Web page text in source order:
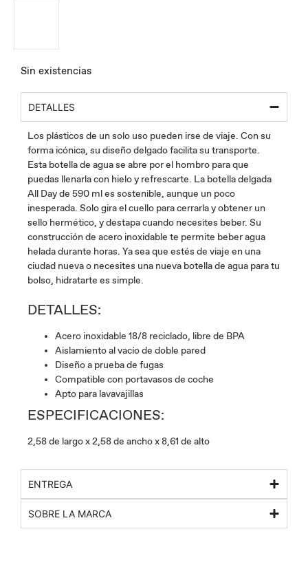
Sin existencias
DETALLES
Los plásticos de un solo uso pueden irse de viaje. Con su
forma icónica, su diseño delgado facilita su transporte.
Esta botella de agua se abre por el hombro para que
puedas llenarla con hielo y refrescarte. La botella delgada
All Day de 590 ml es sostenible, aunque un poco
inesperada. Solo gira el cuello para cerrarla y obtener un
sello hermético, y destapa cuando necesites beber. Su
construcción de acero inoxidable te permite beber agua
helada durante horas. Ya sea que estés de viaje en una
ciudad nueva o necesites una nueva botella de agua para tu
bolso, hidratarte es simple.
DETALLES:
Acero inoxidable 18/8 reciclado, libre de BPA
Aislamiento al vacío de doble pared
Diseño a prueba de fugas
Compatible con portavasos de coche
Apto para lavavajillas
ESPECIFICACIONES:
2,58 de largo x 2,58 de ancho x 8,61 de alto
ENTREGA
SOBRE LA MARCA